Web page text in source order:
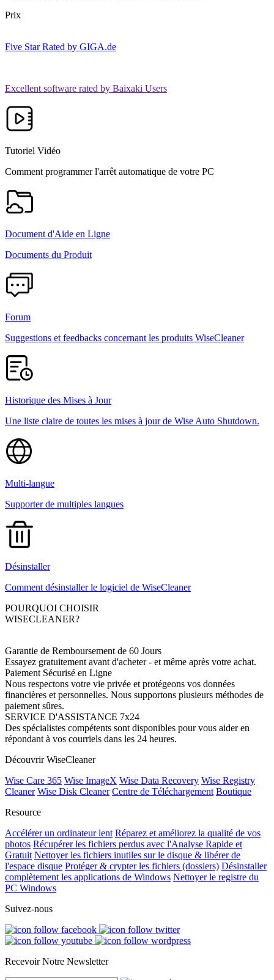
Prix
Five Star Rated by GIGA.de
Excellent software rated by Baixaki Users
Tutoriel Vidéo
Comment programmer l'arrêt automatique de votre PC
Document d'Aide en Ligne
Documents du Produit
Forum
Suggestions et feedbacks concernant les produits WiseCleaner
Historique des Mises à Jour
Une liste claire de toutes les mises à jour de Wise Auto Shutdown.
Multi-langue
Supporter de multiples langues
Désinstaller
Comment désinstaller le logiciel de WiseCleaner
POURQUOI CHOISIR
WISECLEANER?
Garantie de Remboursement de 60 Jours
Essayez gratuitement avant d'acheter - et même après votre achat.
Paiement Sécurisé en Ligne
Nous respectons votre vie privée et protégeons vos données
financières et personnelles. Nous supportons plusieurs méthodes de
paiement sûres.
SERVICE D'ASSISTANCE 7x24
Des spécialistes compétents sont disponibles pour vous aider en
répondant à vos courriels dans les 24 heures.
Découvrir WiseCleaner
Wise Care 365 Wise ImageX Wise Data Recovery Wise Registry
Cleaner Wise Disk Cleaner Centre de Téléchargement Boutique
Resource
Accélérer un ordinateur lent Réparez et améliorez la qualité de vos
photos Récupérer les fichiers perdus avec l'Analyse Rapide et
Gratuit Nettoyer les fichiers inutiles sur le disque & libérer de
l'espace disque Protéger & crypter les fichiers (dossiers) Désinstaller
complètement les applications de Windows Nettoyer le registre du
PC Windows
Suivez-nous
Recevoir Notre Newsletter